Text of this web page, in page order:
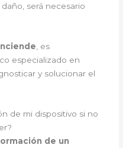
será necesario
, es
especializado en
y solucionar el
de mi dispositivo si no
de un